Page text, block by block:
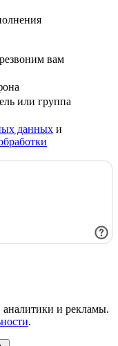
вам
или группа
данных и
и рекламы.
.